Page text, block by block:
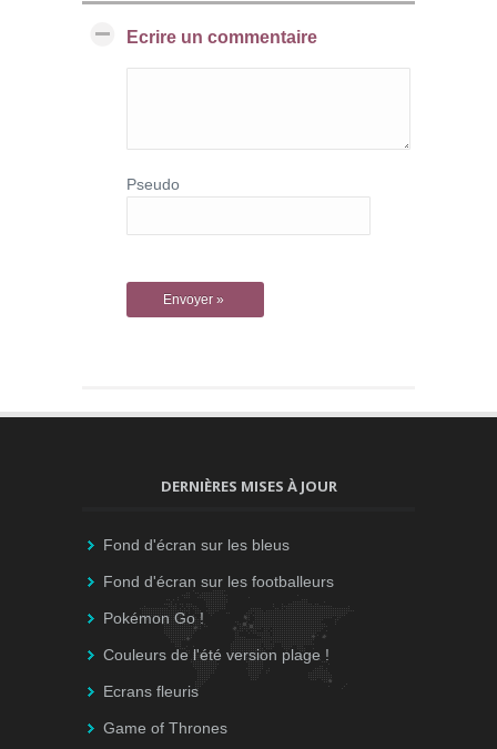
Ecrire un commentaire
Pseudo
DERNIÈRES MISES À JOUR
Fond d'écran sur les bleus
Fond d'écran sur les footballeurs
Pokémon Go !
Couleurs de l'été version plage !
Ecrans fleuris
Game of Thrones